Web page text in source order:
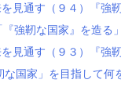
見通す（９４）『強
『強靭な国家』を造る
見通す（９３）『強
な国家」を目指して何